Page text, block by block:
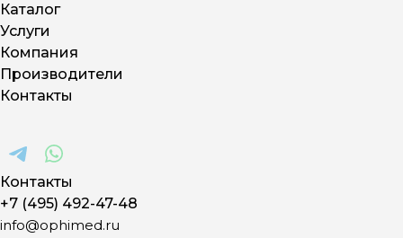
Каталог
Услуги
Компания
Производители
Контакты
Контакты
+7 (495) 492-47-48
info@ophimed.ru